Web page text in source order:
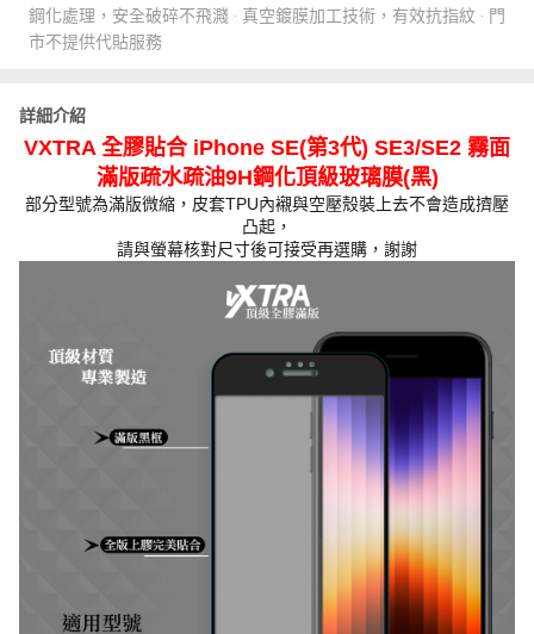
鋼化處理，安全破碎不飛濺 ‧ 真空鍍膜加工技術，有效抗指紋 ‧ 門
市不提供代貼服務
詳細介紹
VXTRA 全膠貼合 iPhone SE(第3代) SE3/SE2 霧面
滿版疏水疏油9H鋼化頂級玻璃膜(黑)
部分型號為滿版微縮，皮套TPU內襯與空壓殼裝上去不會造成擠壓
凸起，
請與螢幕核對尺寸後可接受再選購，謝謝